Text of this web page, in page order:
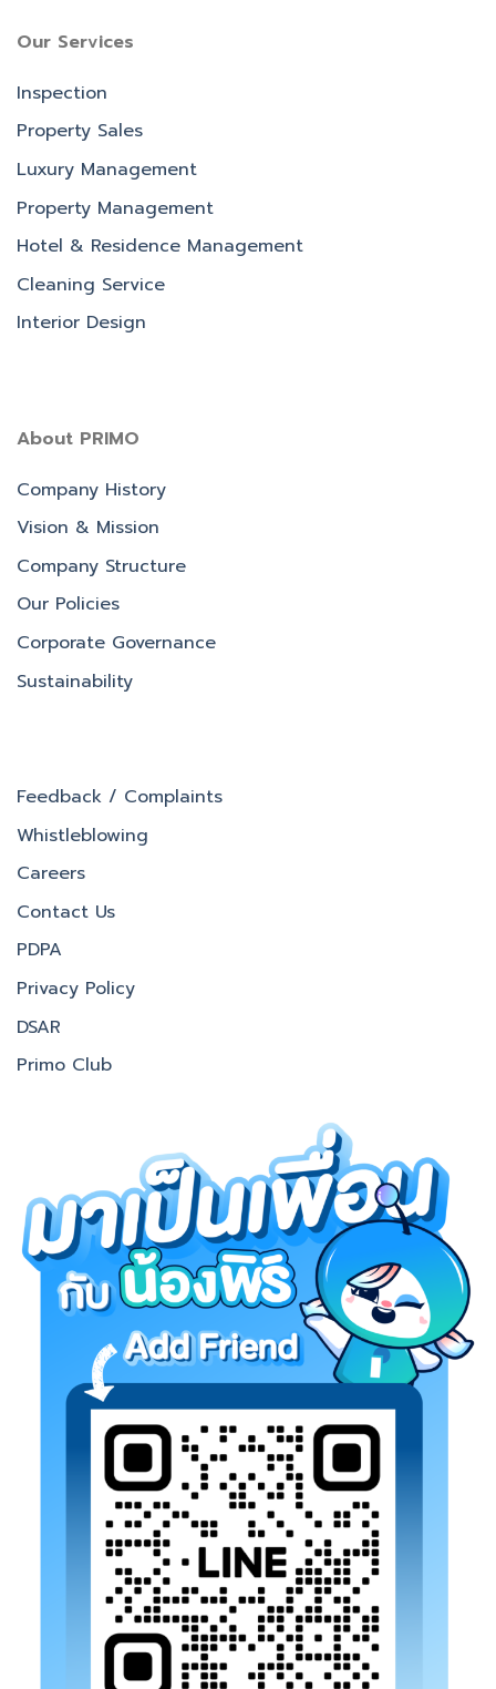
Our Services
Inspection
Property Sales
Luxury Management
Property Management
Hotel & Residence Management
Cleaning Service
Interior Design
About PRIMO
Company History
Vision & Mission
Company Structure
Our Policies
Corporate Governance
Sustainability
Feedback / Complaints
Whistleblowing
Careers
Contact Us
PDPA
Privacy Policy
DSAR
Primo Club